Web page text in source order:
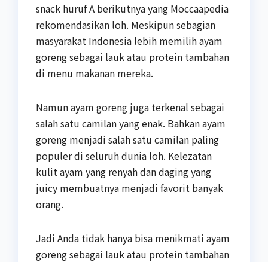
snack huruf A berikutnya yang Moccaapedia
rekomendasikan loh. Meskipun sebagian
masyarakat Indonesia lebih memilih ayam
goreng sebagai lauk atau protein tambahan
di menu makanan mereka.
Namun ayam goreng juga terkenal sebagai
salah satu camilan yang enak. Bahkan ayam
goreng menjadi salah satu camilan paling
populer di seluruh dunia loh. Kelezatan
kulit ayam yang renyah dan daging yang
juicy membuatnya menjadi favorit banyak
orang.
Jadi Anda tidak hanya bisa menikmati ayam
goreng sebagai lauk atau protein tambahan